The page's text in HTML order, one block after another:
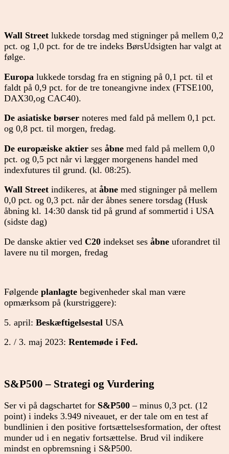
Wall Street lukkede torsdag med stigninger på mellem 0,2
pct. og 1,0 pct. for de tre indeks BørsUdsigten har valgt at
følge.
Europa lukkede torsdag fra en stigning på 0,1 pct. til et
faldt på 0,9 pct. for de tre toneangivne index (FTSE100,
DAX30,og CAC40).
De asiatiske børser noteres med fald på mellem 0,1 pct.
og 0,8 pct. til morgen, fredag.
De europæiske aktier ses åbne med fald på mellem 0,0
pct. og 0,5 pct når vi lægger morgenens handel med
indexfutures til grund. (kl. 08:25).
Wall Street indikeres, at åbne med stigninger på mellem
0,0 pct. og 0,3 pct. når der åbnes senere torsdag (Husk
åbning kl. 14:30 dansk tid på grund af sommertid i USA
(sidste dag)
De danske aktier ved C20 indekset ses åbne uforandret til
lavere nu til morgen, fredag
Følgende planlagte begivenheder skal man være
opmærksom på (kurstriggere):
5. april: Beskæftigelsestal USA
2. / 3. maj 2023: Rentemøde i Fed.
S&P500 – Strategi og Vurdering
Ser vi på dagschartet for S&P500 – minus 0,3 pct. (12
point) i indeks 3.949 niveauet, er der tale om en test af
bundlinien i den positive fortsættelsesformation, der oftest
munder ud i en negativ fortsættelse. Brud vil indikere
mindst en opbremsning i S&P500.